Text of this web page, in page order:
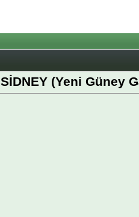
SİDNEY (Yeni Güney